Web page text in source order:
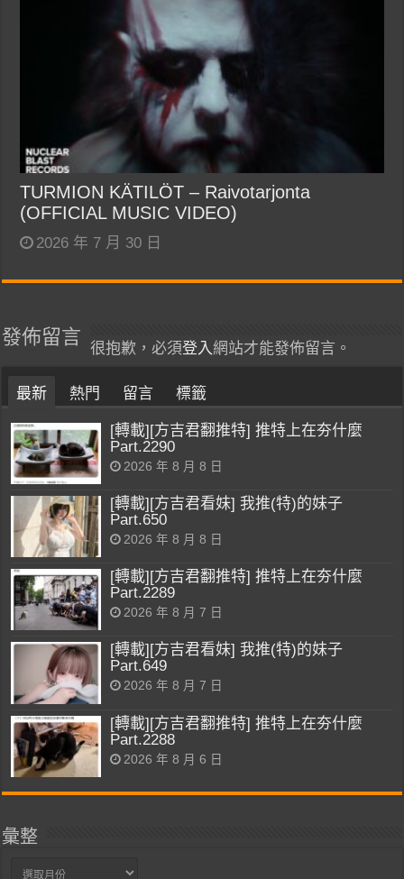
TURMION KÄTILÖT – Raivotarjonta
(OFFICIAL MUSIC VIDEO)
2026 年 7 月 30 日
發佈留言
很抱歉，必須登入網站才能發佈留言。
最新 熱門 留言 標籤
[轉載][方吉君翻推特] 推特上在夯什麼
Part.2290
2026 年 8 月 8 日
[轉載][方吉君看妹] 我推(特)的妹子
Part.650
2026 年 8 月 8 日
[轉載][方吉君翻推特] 推特上在夯什麼
Part.2289
2026 年 8 月 7 日
[轉載][方吉君看妹] 我推(特)的妹子
Part.649
2026 年 8 月 7 日
[轉載][方吉君翻推特] 推特上在夯什麼
Part.2288
2026 年 8 月 6 日
彙整
彙